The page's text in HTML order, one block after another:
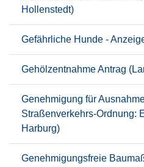
Hollenstedt)
Gefährliche Hunde -
Gehölzentnahme Antrag
Genehmigung für
Straßenverkehrs-Ordnung:
Harburg)
Genehmigungsfreie